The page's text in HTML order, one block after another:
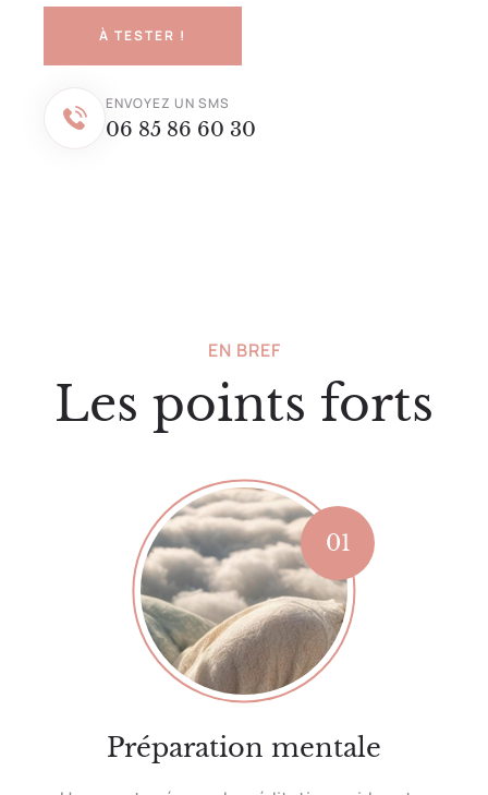
À TESTER !
ENVOYEZ UN SMS
06 85 86 60 30
EN BREF
Les points forts
01
Préparation mentale